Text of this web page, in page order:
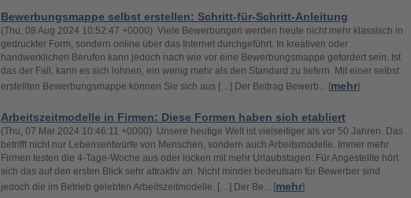
Bewerbungsmappe selbst erstellen: Schritt-für-Schritt-Anleitung
(Thu, 08 Aug 2024 10:52:47 +0000) Viele Bewerbungen werden heute nicht mehr klassisch in
gedruckter Form, sondern online über das Internet durchgeführt. In kreativen oder
handwerklichen Berufen kann jedoch nach wie vor eine Bewerbungsmappe gefordert sein. Ist
das der Fall, kann es sich lohnen, ein wenig mehr als den Standard zu liefern. Mit einer selbst
erstellten Bewerbungsmappe können Sie sich aus […] Der Beitrag Bewerb... [mehr]
Arbeitszeitmodelle in Firmen: Diese Formen haben sich etabliert
(Thu, 07 Mar 2024 10:46:11 +0000) Unsere heutige Welt ist vielseitiger als vor 50 Jahren. Das
betrifft nicht nur Lebensentwürfe von Menschen, sondern auch Arbeitsmodelle. Immer mehr
Firmen testen die 4-Tage-Woche aus oder locken mit mehr Urlaubstagen. Für Angestellte hört
sich das auf den ersten Blick sehr attraktiv an. Nicht minder bedeutsam für Bewerber sind
jedoch die im Betrieb gelebten Arbeitszeitmodelle. […] Der Be... [mehr]